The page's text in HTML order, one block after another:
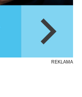
REKLAMA